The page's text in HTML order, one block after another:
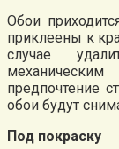
Обои
приклеены к
случае
предпочтение
обои будут
Под покраску